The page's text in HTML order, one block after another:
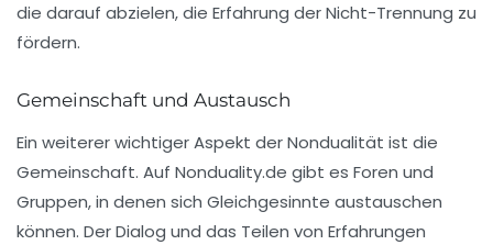
die darauf abzielen, die Erfahrung der Nicht-Trennung zu
fördern.
Gemeinschaft und Austausch
Ein weiterer wichtiger Aspekt der Nondualität ist die
Gemeinschaft. Auf Nonduality.de gibt es Foren und
Gruppen, in denen sich Gleichgesinnte austauschen
können. Der Dialog und das Teilen von Erfahrungen